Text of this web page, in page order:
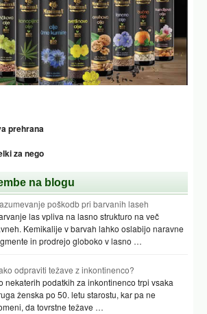
prehrana
za nego
na blogu
poškodb pri barvanih laseh
las vpliva na lasno strukturo na več
Kemikalije v barvah lahko oslabijo naravne
in prodrejo globoko v lasno …
odpraviti težave z inkontinenco?
nekaterih podatkih za inkontinenco trpi vsaka
ženska po 50. letu starostu, kar pa ne
da tovrstne težave …